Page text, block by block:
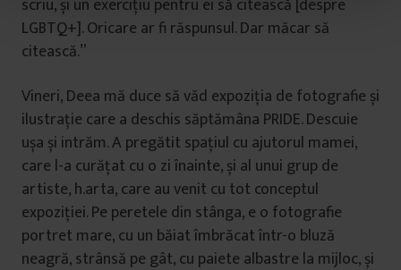
LGBTQ+]. Oricare ar fi răspunsul. Dar măcar să
citească.”
Vineri, Deea mă duce să văd expoziția de fotografie și
ilustrație care a deschis săptămâna PRIDE. Descuie
ușa și intrăm. A pregătit spațiul cu ajutorul mamei,
care l-a curățat cu o zi înainte, și al unui grup de
artiste, h.arta, care au venit cu tot conceptul
expoziției. Pe peretele din stânga, e o fotografie
portret mare, cu un băiat îmbrăcat într-o bluză
neagră, strânsă pe gât, cu paiete albastre la mijloc, și